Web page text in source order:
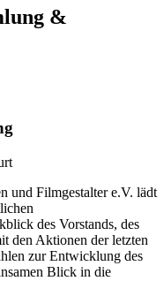
&
und Filmgestalter e.V. lädt
des Vorstands, des
den Aktionen der letzten
zur Entwicklung des
Blick in die